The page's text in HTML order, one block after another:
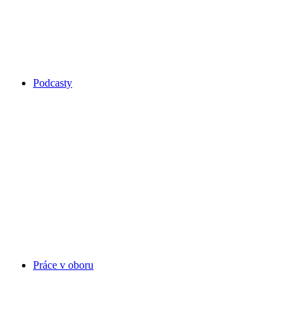
Podcasty
Práce v oboru